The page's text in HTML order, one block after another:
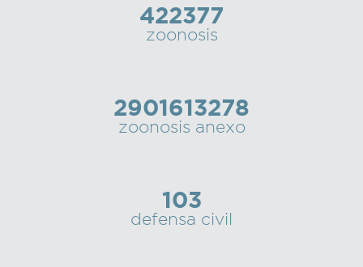
422377
zoonosis
2901613278
zoonosis anexo
103
defensa civil